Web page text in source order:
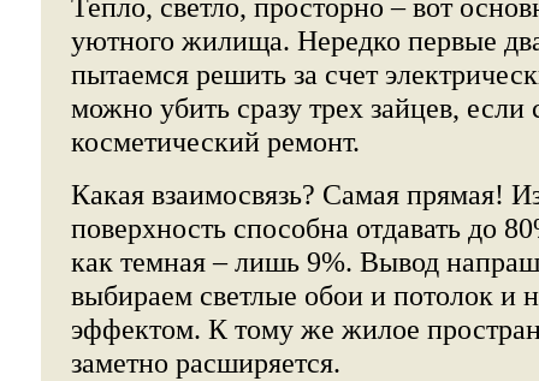
Тепло, светло, просторно – вот
уютного жилища. Нередко первые
пытаемся решить за счет
можно убить сразу трех зайцев, если
косметический ремонт.
Какая взаимосвязь? Самая прямая!
поверхность способна отдавать до
как темная – лишь 9%. Вывод
выбираем светлые обои и потолок и
эффектом. К тому же жилое
заметно расширяется.